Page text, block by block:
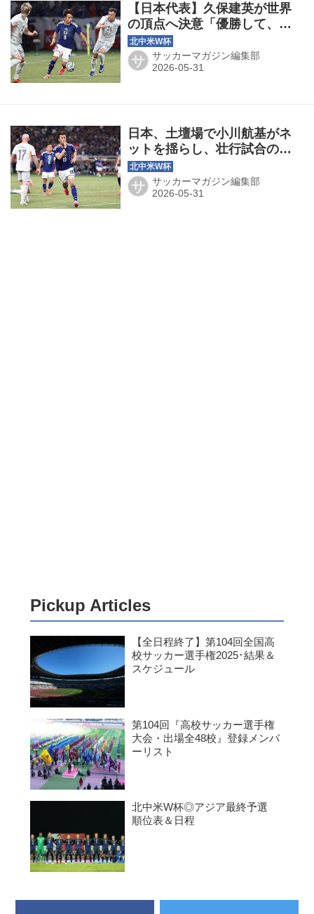
【日本代表】久保建英が世界
の頂点へ決意「優勝して、皆
さんの前にトロフィーを持っ
てきたい」
サ サッカーマガジン編集部
日本、土壇場で小川航基がネ
ットを揺らし、壮行試合のア
イスランド戦に勝利！ い
ざ、北中米W杯へ◎国際親善
試合
サ サッカーマガジン編集部
Pickup Articles
【全日程終了】第104回全国高
校サッカー選手権2025･結果＆
スケジュール
第104回『高校サッカー選手権
大会・出場全48校』登録メンバ
ーリスト
北中米W杯◎アジア最終予選
順位表＆日程